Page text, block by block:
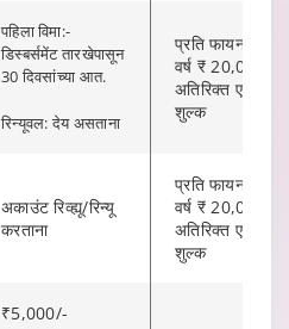
पहिला विमा:-
डिस्बर्समेंट तारखेपासून
30 दिवसांच्या आत.
रिन्यूवल: देय असताना
प्रति फायनान्शियल
वर्ष ₹ 20,000/-
अतिरिक्त एक वेळ
शुल्क
अकाउंट रिव्ह्यू/रिन्यू
करताना
प्रति फायनान्शियल
वर्ष ₹ 20,000/-
अतिरिक्त एक वेळ
शुल्क
₹5,000/-